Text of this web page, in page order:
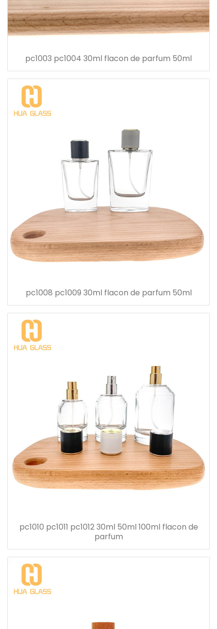
pc1003 pc1004 30ml flacon de parfum 50ml
pc1008 pc1009 30ml flacon de parfum 50ml
pc1010 pc1011 pc1012 30ml 50ml 100ml flacon de
parfum